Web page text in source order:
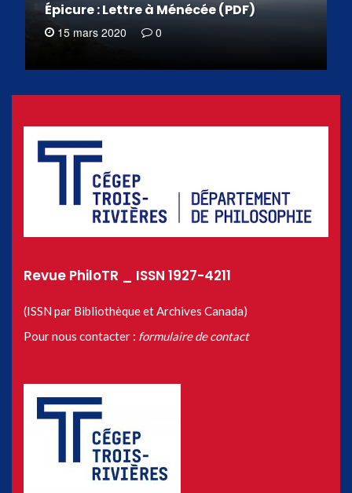
Épicure : Lettre à Ménécée (PDF)
15 mars 2020 0
Revue PhiloTR _ ISSN 1927-4211
(ISSN par Bibliothèque et Archives Canada)
Pour nous contacter : formulaire de contact